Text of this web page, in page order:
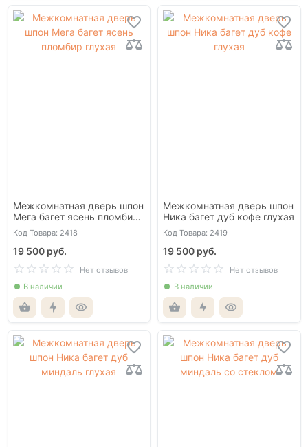
Межкомнатная дверь шпон
Мега багет ясень пломбир
глухая
Код Товара: 2418
19 500 руб.
Нет отзывов
В наличии
Межкомнатная дверь шпон
Ника багет дуб кофе глухая
Код Товара: 2419
19 500 руб.
Нет отзывов
В наличии